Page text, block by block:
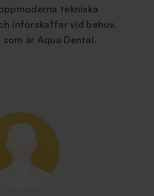
tekniska
införskaffar vid behov.
är Aqua Dental.